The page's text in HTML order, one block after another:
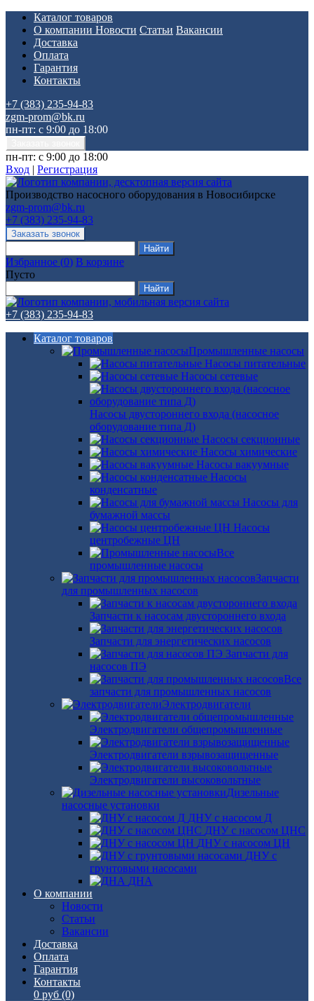
Каталог товаров
О компании Новости Статьи Вакансии
Доставка
Оплата
Гарантия
Контакты
+7 (383) 235-94-83
zgm-prom@bk.ru
пн-пт: с 9:00 до 18:00
пн-пт: с 9:00 до 18:00
Вход | Регистрация
Производство насосного оборудования в Новосибирске
zgm-prom@bk.ru
+7 (383) 235-94-83
Избранное (0) В корзине
Пусто
+7 (383) 235-94-83
Каталог товаров
Промышленные насосы
Насосы питательные
Насосы сетевые
Насосы двустороннего входа (насосное
оборудование типа Д)
Насосы секционные
Насосы химические
Насосы вакуумные
Насосы
конденсатные
Насосы для
бумажной массы
Насосы
центробежные ЦН
Все
промышленные насосы
Запчасти
для промышленных насосов
Запчасти к насосам двустороннего входа
Запчасти для энергетических насосов
Запчасти для
насосов ПЭ
Все
запчасти для промышленных насосов
Электродвигатели
Электродвигатели общепромышленные
Электродвигатели взрывозащищенные
Электродвигатели высоковольтные
Дизельные
насосные установки
ДНУ с насосом Д
ДНУ с насосом ЦНС
ДНУ с насосом ЦН
ДНУ с
грунтовыми насосами
ДНА
О компании
Новости
Статьи
Вакансии
Доставка
Оплата
Гарантия
Контакты
0 руб (0)